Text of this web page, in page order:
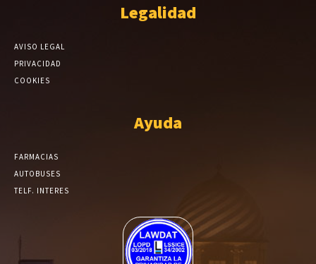
Legalidad
AVISO LEGAL
PRIVACIDAD
COOKIES
Ayuda
FARMACIAS
AUTOBUSES
TELF. INTERES